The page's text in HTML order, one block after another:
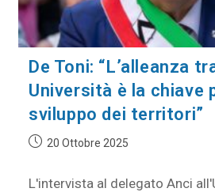
De Toni: “L’alleanza
Università è la chiave
sviluppo dei territori”
20 Ottobre 2025
L'intervista al delegato Anci